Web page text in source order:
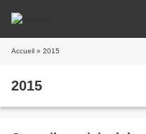
Accueil » 2015
2015